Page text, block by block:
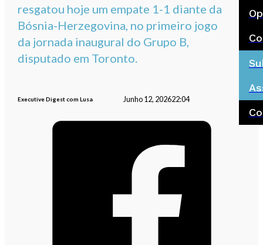
resgatou hoje um empate 1-1 diante da
Bósnia-Herzegovina, no primeiro jogo
da jornada inaugural do Grupo B,
disputado em Toronto.
Executive Digest com Lusa Junho 12, 202622:04